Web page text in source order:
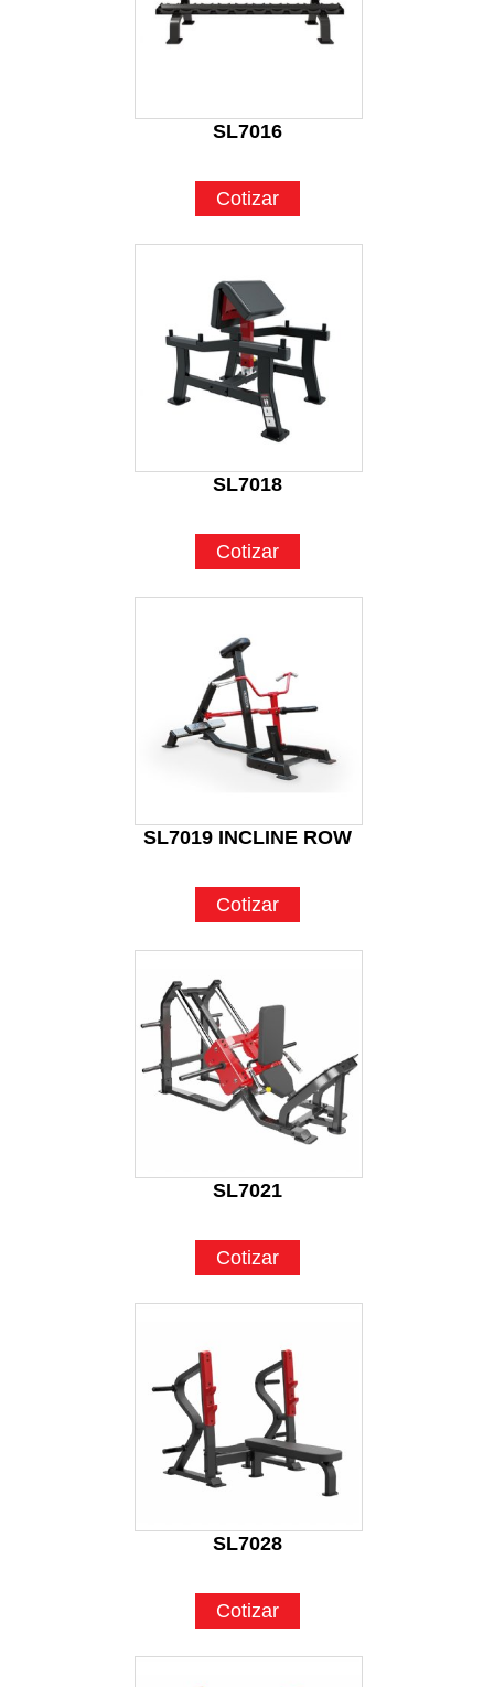
SL7016
Cotizar
SL7018
Cotizar
SL7019 INCLINE ROW
Cotizar
SL7021
Cotizar
SL7028
Cotizar